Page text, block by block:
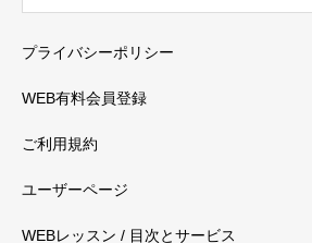
プライバシーポリシー
WEB有料会員登録
ご利用規約
ユーザーページ
WEBレッスン / 目次とサービス